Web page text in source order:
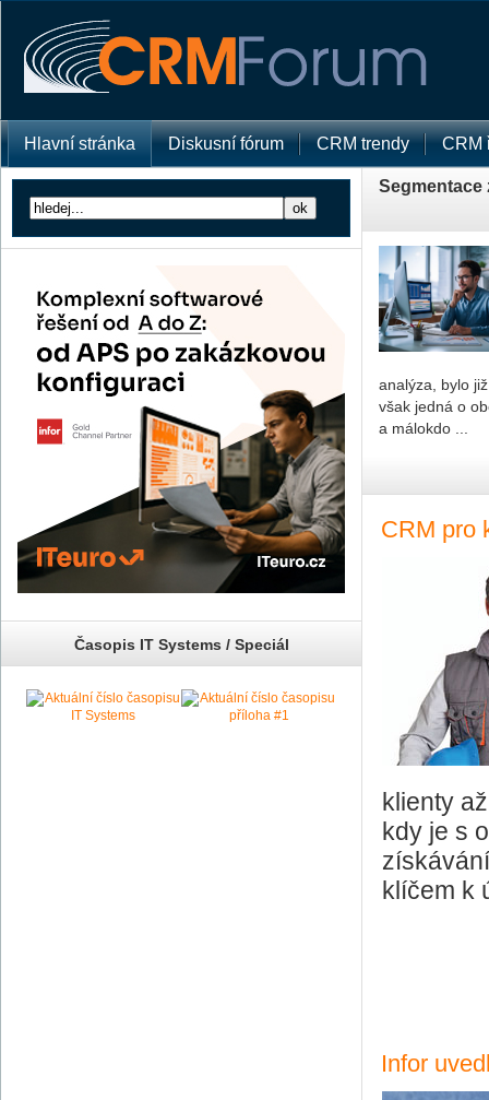
Hlavní stránka Diskusní fórum CRM trendy CRM
Časopis IT Systems / Speciál
Segmentace
analýza, bylo
však jedná o
a málokdo ...
CRM pro
klienty
kdy je s
klíčem k
Infor